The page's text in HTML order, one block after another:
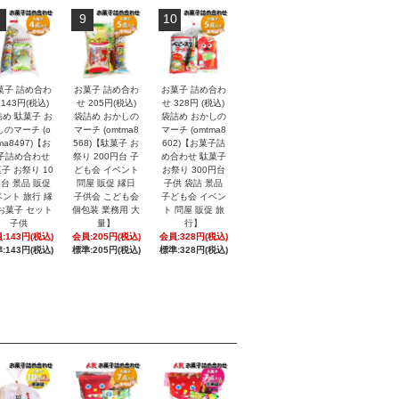
子 詰め合わ
円(税込)
め 駄菓子 お
のマーチ (o
【お
詰め合わせ
子 お祭り 10
景品 販促
ント 旅行 縁
菓子 セット
子供
:143円(税込)
:143円(税込)
9
お菓子 詰め合わ
せ 205円(税込)
袋詰め おかしの
マーチ (omtma8
568)【駄菓子 お
祭り 200円台 子
ども会 イベント
問屋 販促 縁日
子供会 こども会
個包装 業務用 大
量】
会員:205円(税込)
標準:205円(税込)
10
お菓子 詰め合わ
せ 328円 (税込)
袋詰め おかしの
マーチ (omtma8
602)【お菓子詰
め合わせ 駄菓子
お祭り 300円台
子供 袋詰 景品
子ども会 イベン
ト 問屋 販促 旅
行】
会員:328円(税込)
標準:328円(税込)